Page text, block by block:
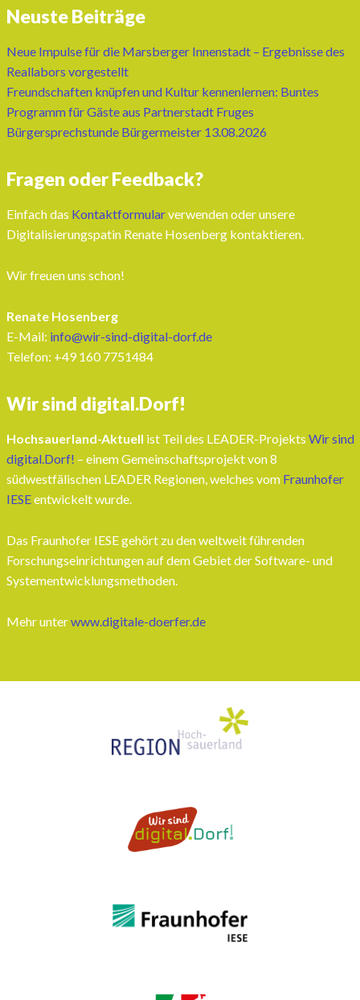
Neuste Beiträge
Neue Impulse für die Marsberger Innenstadt – Ergebnisse des
Reallabors vorgestellt
Freundschaften knüpfen und Kultur kennenlernen: Buntes
Programm für Gäste aus Partnerstadt Fruges
Bürgersprechstunde Bürgermeister 13.08.2026
Fragen oder Feedback?
Einfach das Kontaktformularverwenden oder unsere
Digitalisierungspatin Renate Hosenberg kontaktieren.
Wir freuen uns schon!
Renate Hosenberg
E-Mail: info@wir-sind-digital-dorf.de
Telefon: ‭+49 160 7751484‬
Wir sind digital.Dorf!
Hochsauerland-Aktuell ist Teil des LEADER-Projekts Wir sind
digital.Dorf! – einem Gemeinschaftsprojekt von 8
südwestfälischen LEADER Regionen, welches vom Fraunhofer
IESEentwickelt wurde.
Das Fraunhofer IESE gehört zu den weltweit führenden
Forschungseinrichtungen auf dem Gebiet der Software- und
Systementwicklungsmethoden.
Mehr unterwww.digitale-doerfer.de